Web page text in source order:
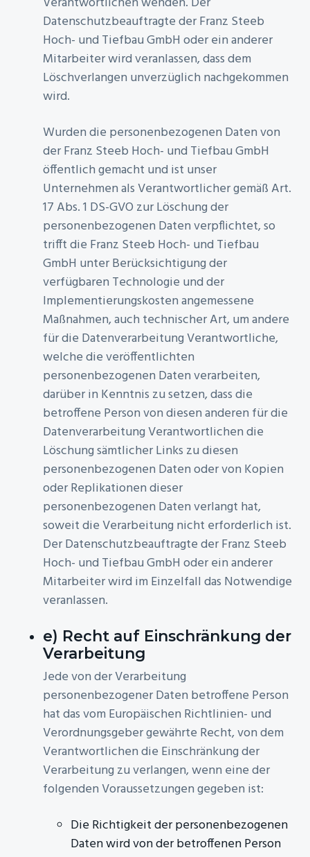
Datenschutzbeauftragte der Franz Steeb
Hoch- und Tiefbau GmbH oder ein anderer
Mitarbeiter wird veranlassen, dass dem
Löschverlangen unverzüglich nachgekommen
wird.
Wurden die personenbezogenen Daten von
der Franz Steeb Hoch- und Tiefbau GmbH
öffentlich gemacht und ist unser
Unternehmen als Verantwortlicher gemäß Art.
17 Abs. 1 DS-GVO zur Löschung der
personenbezogenen Daten verpflichtet, so
trifft die Franz Steeb Hoch- und Tiefbau
GmbH unter Berücksichtigung der
verfügbaren Technologie und der
Implementierungskosten angemessene
Maßnahmen, auch technischer Art, um andere
für die Datenverarbeitung Verantwortliche,
welche die veröffentlichten
personenbezogenen Daten verarbeiten,
darüber in Kenntnis zu setzen, dass die
betroffene Person von diesen anderen für die
Datenverarbeitung Verantwortlichen die
Löschung sämtlicher Links zu diesen
personenbezogenen Daten oder von Kopien
oder Replikationen dieser
personenbezogenen Daten verlangt hat,
soweit die Verarbeitung nicht erforderlich ist.
Der Datenschutzbeauftragte der Franz Steeb
Hoch- und Tiefbau GmbH oder ein anderer
Mitarbeiter wird im Einzelfall das Notwendige
veranlassen.
e) Recht auf Einschränkung der
Verarbeitung
Jede von der Verarbeitung
personenbezogener Daten betroffene Person
hat das vom Europäischen Richtlinien- und
Verordnungsgeber gewährte Recht, von dem
Verantwortlichen die Einschränkung der
Verarbeitung zu verlangen, wenn eine der
folgenden Voraussetzungen gegeben ist:
Die Richtigkeit der personenbezogenen
Daten wird von der betroffenen Person